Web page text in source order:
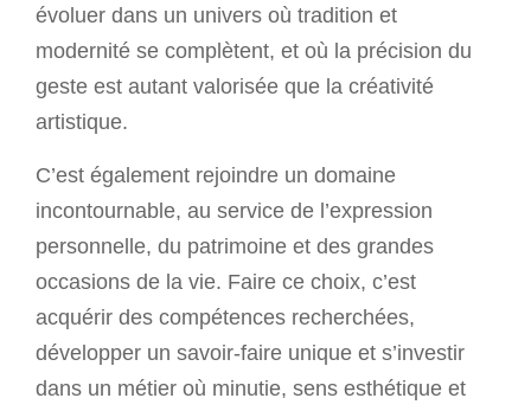
évoluer dans un univers où tradition et
modernité se complètent, et où la précision du
geste est autant valorisée que la créativité
artistique.
C’est également rejoindre un domaine
incontournable, au service de l’expression
personnelle, du patrimoine et des grandes
occasions de la vie. Faire ce choix, c’est
acquérir des compétences recherchées,
développer un savoir-faire unique et s’investir
dans un métier où minutie, sens esthétique et